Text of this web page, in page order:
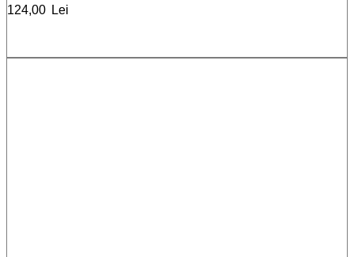
124,00 Lei